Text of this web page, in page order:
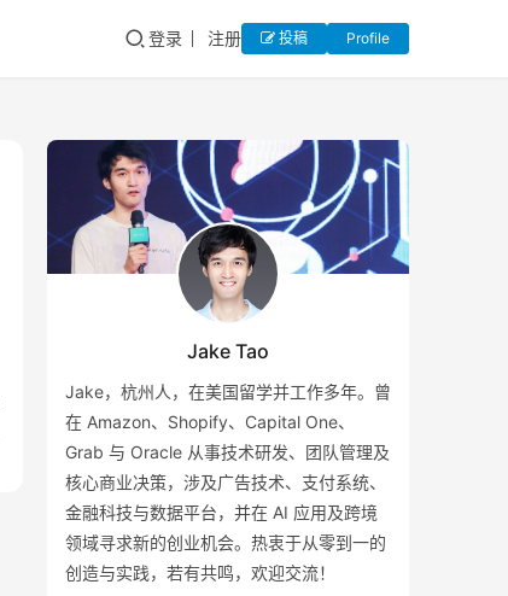
登录 注册 投稿 Profile
Jake Tao
Jake，杭州人，在美国留学并工作多年。曾
在 Amazon、Shopify、Capital One、
Grab 与 Oracle 从事技术研发、团队管理及
核心商业决策，涉及广告技术、支付系统、
金融科技与数据平台，并在 AI 应用及跨境
领域寻求新的创业机会。热衷于从零到一的
创造与实践，若有共鸣，欢迎交流！